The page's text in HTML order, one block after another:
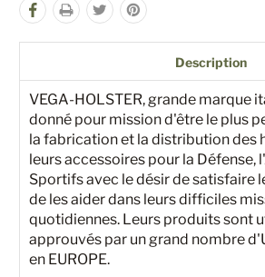
Description
VEGA-HOLSTER, grande marque
donné pour mission d'être le plus
la fabrication et la distribution des
leurs accessoires pour la Défense,
Sportifs avec le désir de satisfaire
de les aider dans leurs difficiles
quotidiennes. Leurs produits sont
approuvés par un grand nombre
en EUROPE.